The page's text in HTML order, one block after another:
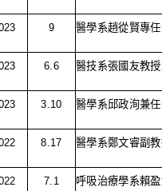
9 醫學系趙從賢專
6.6 醫技系張國友教
3.10 醫學系邱政洵兼
8.17 醫學系鄭文睿副
7.1 呼吸治療學系賴